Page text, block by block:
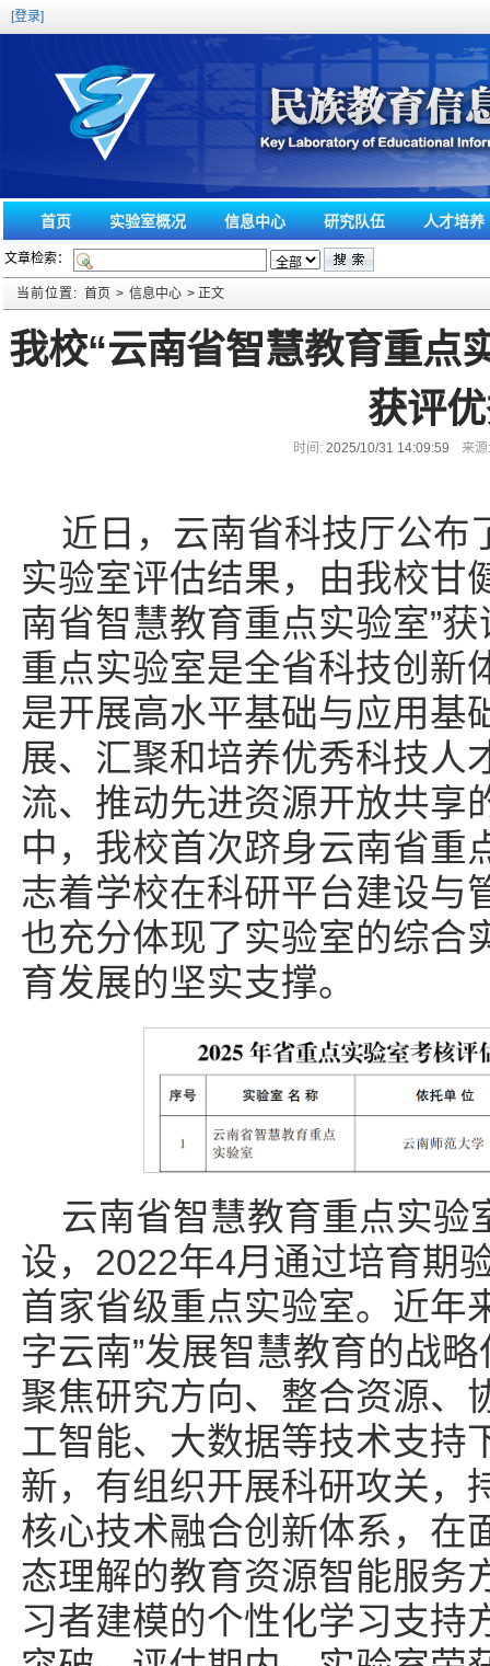
[登录]
首页 实验室概况 信息中心 研究队伍 人才培养
文章检索：
当前位置: 首页 > 信息中心 > 正文
我校“云南省智慧教育重点
获评
时间: 2025/10/31 14:09:59 来
近日，云南省科技厅公布
实验室评估结果，由我校甘
南省智慧教育重点实验室”
重点实验室是全省科技创新
是开展高水平基础与应用基
展、汇聚和培养优秀科技人
流、推动先进资源开放共享
中，我校首次跻身云南省重
志着学校在科研平台建设与
也充分体现了实验室的综合
育发展的坚实支撑。
云南省智慧教育重点实验
设，2022年4月通过培育期
首家省级重点实验室。近年
字云南”发展智慧教育的战
聚焦研究方向、整合资源、
工智能、大数据等技术支持
新，有组织开展科研攻关，
核心技术融合创新体系，在
态理解的教育资源智能服务
习者建模的个性化学习支持